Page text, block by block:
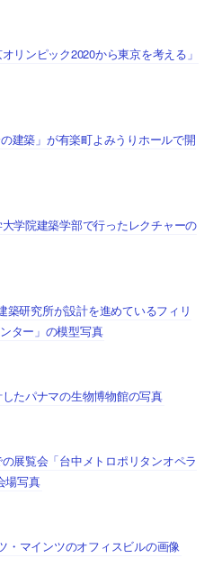
リンピック2020から東京を考える」
建築」が有楽町よみうりホールで開
学院建築学部で行ったレクチャーの
築研究所が設計を進めているフィリ
ター」の模型写真
たパナマの生物博物館の写真
展覧会「台中メトロポリタンオペラ
場写真
・マインツのオフィスビルの画像